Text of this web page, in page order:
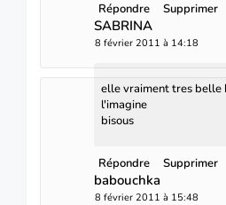
Répondre Supprimer
SABRINA
8 février 2011 à 14:18
elle vraiment tres belle
l'imagine
bisous
Répondre Supprimer
babouchka
8 février 2011 à 15:48